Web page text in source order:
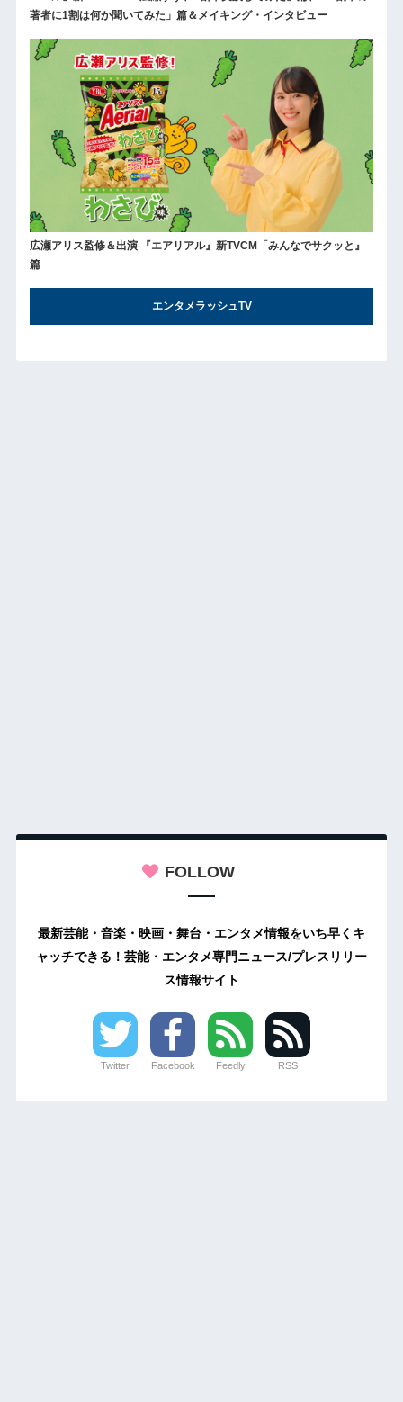
著者に1割は何か聞いてみた」篇＆メイキング・インタビュー
広瀬アリス監修＆出演 『エアリアル』新TVCM「みんなでサクッと』
篇
エンタメラッシュTV
FOLLOW
最新芸能・音楽・映画・舞台・エンタメ情報をいち早くキ
ャッチできる！芸能・エンタメ専門ニュース/プレスリリー
ス情報サイト
Twitter Facebook Feedly RSS